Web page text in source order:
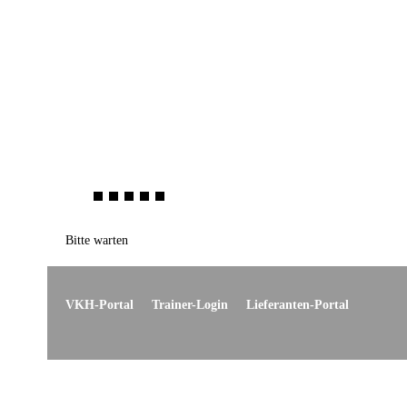
Bitte warten
VKH-Portal Trainer-Login Lieferanten-Portal